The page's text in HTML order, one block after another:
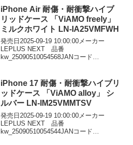
iPhone Air 耐傷・耐衝撃ハイブ
リッドケース 「ViAMO freely」
ミルクホワイト LN-IA25VMFWH
発売日2025-09-19 10:00:00メーカー
LEPLUS NEXT 品番
kw_25090510054568JANコード
iPhone 17 耐傷・耐衝撃ハイブリ
ッドケース 「ViAMO alloy」 シ
ルバー LN-IM25VMMTSV
発売日2025-09-19 10:00:00メーカー
LEPLUS NEXT 品番
kw_25090510054544JANコード